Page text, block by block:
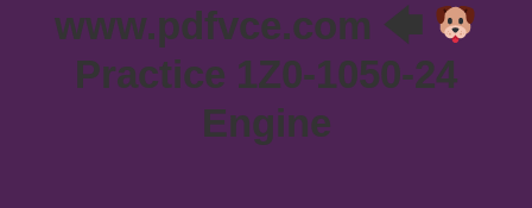
www.pdfvce.com 🡄
Practice 1Z0-1050-24
Engine